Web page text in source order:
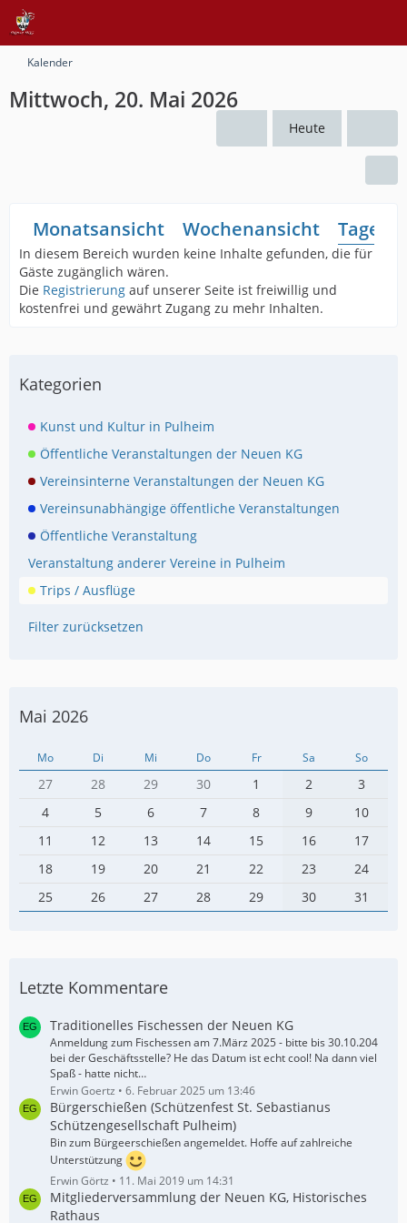
Kalender
Mittwoch, 20. Mai 2026
Heute
Monatsansicht Wochenansicht
In diesem Bereich wurden keine Inhalte gefunden, die für
Gäste zugänglich wären.
Die Registrierung auf unserer Seite ist freiwillig und
kostenfrei und gewährt Zugang zu mehr Inhalten.
Kategorien
Kunst und Kultur in Pulheim
Öffentliche Veranstaltungen der Neuen KG
Vereinsinterne Veranstaltungen der Neuen KG
Vereinsunabhängige öffentliche Veranstaltungen
Öffentliche Veranstaltung
Veranstaltung anderer Vereine in Pulheim
Trips / Ausflüge
Filter zurücksetzen
Mai 2026
Mo Di Mi Do Fr Sa So
27 28 29 30 1 2
3
4
5 6 7 8 9
10
11
12 13 14 15 16
17
18
19 20 21 22 23
24
25
26 27 28 29 30 31
Letzte Kommentare
Traditionelles Fischessen der Neuen KG
Anmeldung zum Fischessen am 7.März 2025 - bitte bis 30.10.204
bei der Geschäftsstelle? He das Datum ist echt cool! Na dann viel
Spaß - hatte nicht…
Erwin Goertz
6. Februar 2025 um 13:46
Bürgerschießen (Schützenfest St. Sebastianus
Schützengesellschaft Pulheim)
Bin zum Bürgeerschießen angemeldet. Hoffe auf zahlreiche
Unterstützung
Erwin Görtz
11. Mai 2019 um 14:31
Mitgliederversammlung der Neuen KG, Historisches
Rathaus